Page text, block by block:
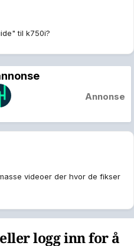
til k750i?
Annonse
videoer der hvor de fikser
logg inn for å